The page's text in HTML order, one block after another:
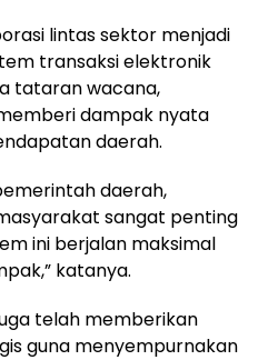
lintas sektor menjadi
transaksi elektronik
tataran wacana,
dampak nyata
daerah.
daerah,
sangat penting
ini berjalan maksimal
katanya.
telah memberikan
guna menyempurnakan